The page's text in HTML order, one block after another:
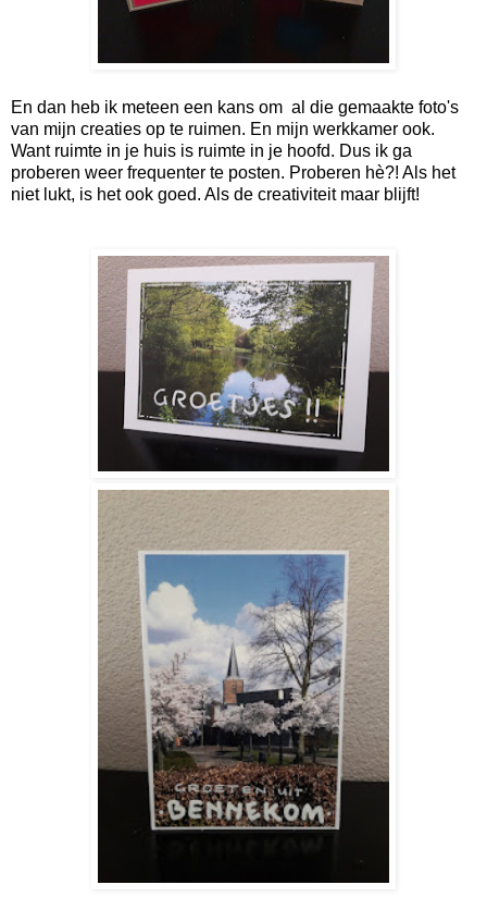
En dan heb ik meteen een kans om al die gemaakte foto's
van mijn creaties op te ruimen. En mijn werkkamer ook.
Want ruimte in je huis is ruimte in je hoofd. Dus ik ga
proberen weer frequenter te posten. Proberen hè?! Als het
niet lukt, is het ook goed. Als de creativiteit maar blijft!